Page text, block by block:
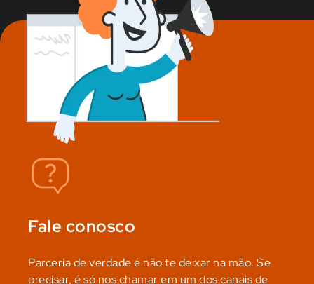
Fale conosco
Parceria de verdade é não te deixar na mão. Se
precisar, é só nos chamar em um dos canais de